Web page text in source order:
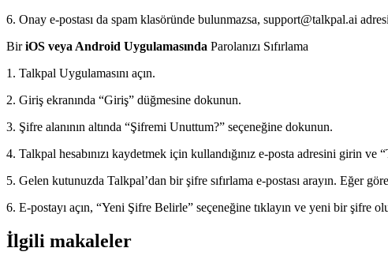
6. Onay e-postası da spam klasöründe bulunmazsa, support@talkpal.ai
BiriOS veya Android Uygulamasında Parolanızı Sıfırlama
1. Talkpal Uygulamasını açın.
2. Giriş ekranında “Giriş” düğmesine dokunun.
3. Şifre alanının altında “Şifremi Unuttum?” seçeneğine dokunun.
4. Talkpal hesabınızı kaydetmek için kullandığınız e-posta adresini girin ve
5. Gelen kutunuzda Talkpal’dan bir şifre sıfırlama e-postası arayın. Eğer
6. E-postayı açın, “Yeni Şifre Belirle” seçeneğine tıklayın ve yeni bir şifre
İlgili makaleler